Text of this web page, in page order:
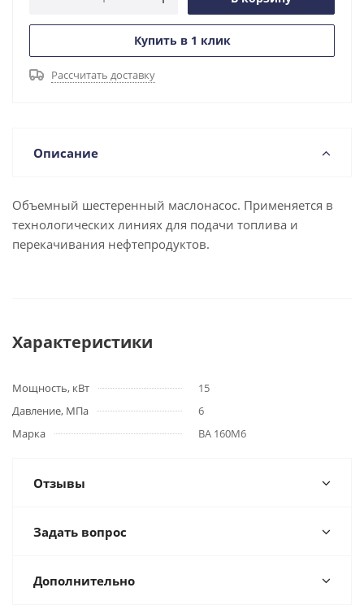
Купить в 1 клик
Рассчитать доставку
Описание
Объемный шестеренный маслонасос. Применяется в
технологических линиях для подачи топлива и
перекачивания нефтепродуктов.
Характеристики
Мощность, кВт
15
Давление, МПа
6
Марка
ВА 160M6
Отзывы
Задать вопрос
Дополнительно